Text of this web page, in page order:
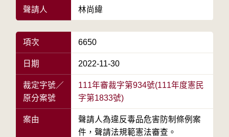
聲請人 林尚緯
項次 6650
日期 2022-11-30
裁定字號／
原分案號
111年審裁字第934號(111年度憲民
字第1833號)
案由
聲請人為違反毒品危害防制條例案
件，聲請法規範憲法審查。